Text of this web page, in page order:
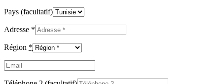
Pays (facultatif)
Adresse *
Région *
Email